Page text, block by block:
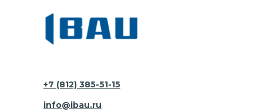
+7 (812) 385-51-15
info@ibau.ru